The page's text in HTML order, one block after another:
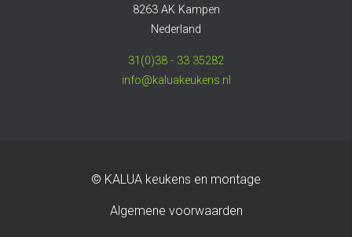
8263 AK Kampen
Nederland
31(0)38 - 33 35282
info@kaluakeukens.nl
© KALUA keukens en montage
Algemene voorwaarden